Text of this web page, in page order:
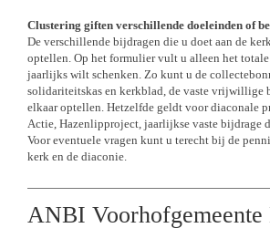
Clustering giften verschillende doeleinden of
De verschillende bijdragen die u doet aan de
optellen. Op het formulier vult u alleen het
jaarlijks wilt schenken. Zo kunt u de
solidariteitskas en kerkblad, de vaste vrijwillige
elkaar optellen. Hetzelfde geldt voor diaconale
Actie, Hazenlipproject, jaarlijkse vaste bijdrage
Voor eventuele vragen kunt u terecht bij de
kerk en de diaconie.
ANBI Voorhofgemeente